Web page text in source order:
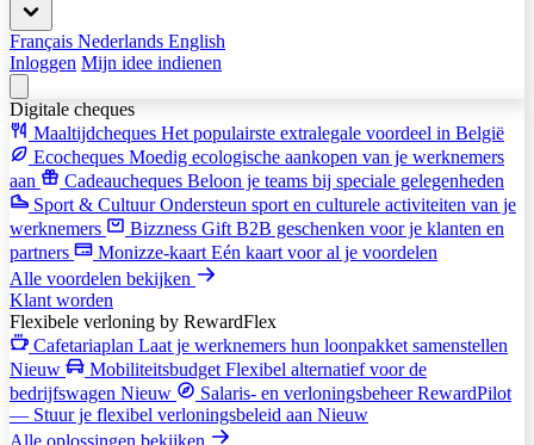
Français Nederlands English
Inloggen Mijn idee indienen
Digitale cheques
Maaltijdcheques Het populairste extralegale voordeel in België
Ecocheques Moedig ecologische aankopen van je werknemers
aan
Cadeaucheques Beloon je teams bij speciale gelegenheden
Sport & CultuurOndersteun sport en culturele activiteiten van je
werknemers
Bizzness Gift B2B geschenken voor je klanten en
partners
Monizze-kaart Eén kaart voor al je voordelen
Alle voordelen bekijken
Klant worden
Flexibele verloning by RewardFlex
Cafetariaplan Laat je werknemers hun loonpakket samenstellen
Nieuw
Mobiliteitsbudget Flexibel alternatief voor de
bedrijfswagen Nieuw Salaris- en verloningsbeheerRewardPilot
— Stuur je flexibel verloningsbeleid aan Nieuw
Alle oplossingen bekijken